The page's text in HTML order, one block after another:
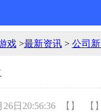
业动态
戏>最新资讯> 公司
日20:56:36 【】 【】